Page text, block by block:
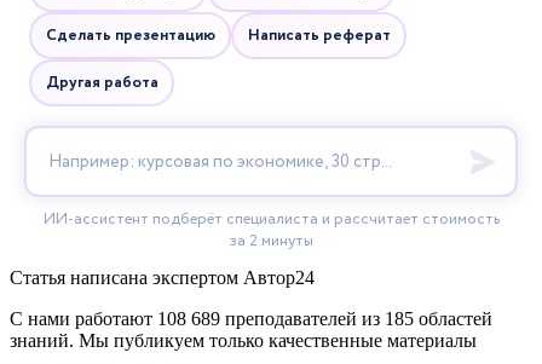
Статья написана экспертом Автор24
С нами работают 108 689 преподавателей из 185 областей
знаний. Мы публикуем только качественные материалы